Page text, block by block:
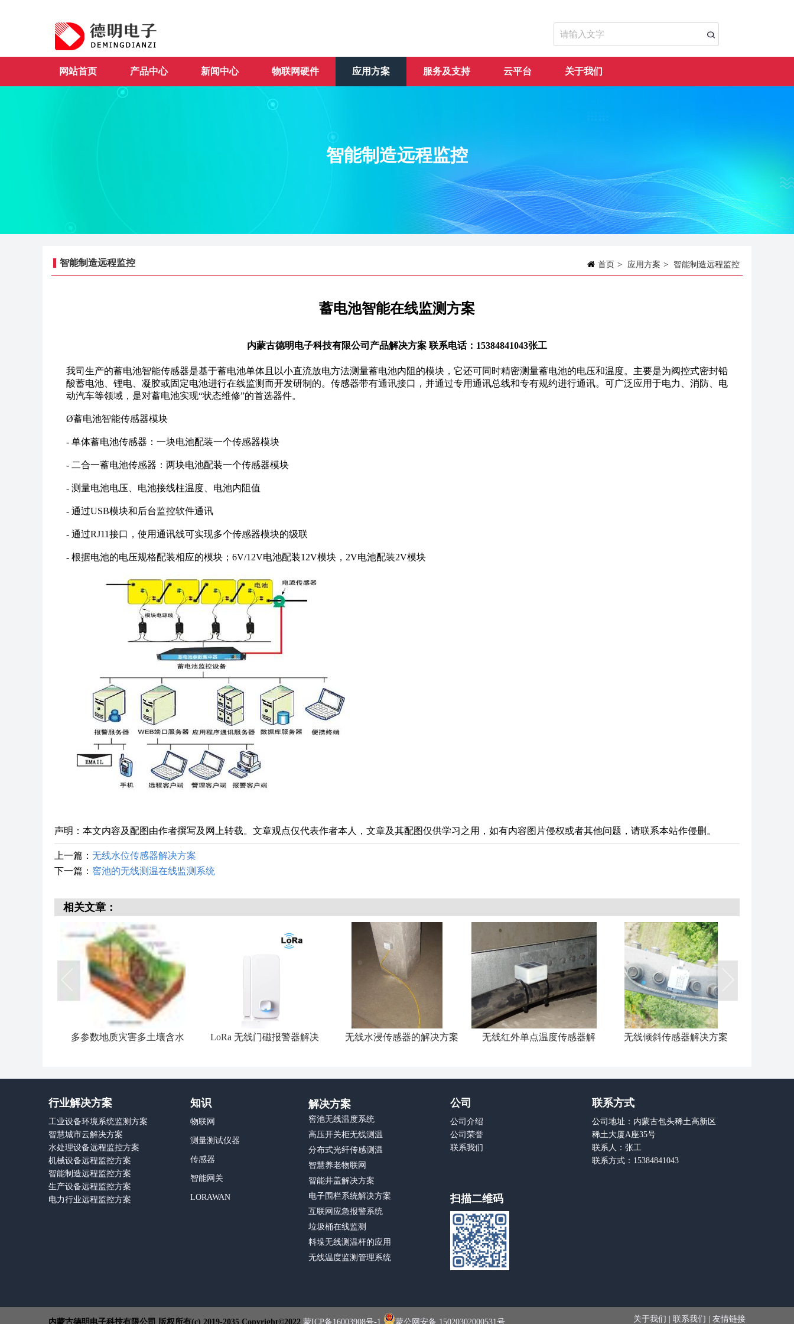
网站首页 产品中心 新闻中心 物联网硬件 应用方案 服务及支持 云平台 关于我们
智能制造远程监控
首页 > 应用方案 > 智能制造远程监控
智能制造远程监控
蓄电池智能在线监测方案
内蒙古德明电子科技有限公司产品解决方案 联系电话：15384841043张工
我司生产的蓄电池智能传感器是基于蓄电池单体且以小直流放电方法测量蓄电池内阻的模块，它还可同时精密测量蓄电池的电压和温度。主要是为阀控式密封铅
酸蓄电池、锂电、凝胶或固定电池进行在线监测而开发研制的。传感器带有通讯接口，并通过专用通讯总线和专有规约进行通讯。可广泛应用于电力、消防、电
动汽车等领域，是对蓄电池实现“状态维修”的首选器件。
Ø蓄电池智能传感器模块
- 单体蓄电池传感器：一块电池配装一个传感器模块
- 二合一蓄电池传感器：两块电池配装一个传感器模块
- 测量电池电压、电池接线柱温度、电池内阻值
- 通过USB模块和后台监控软件通讯
- 通过RJ11接口，使用通讯线可实现多个传感器模块的级联
- 根据电池的电压规格配装相应的模块；6V/12V电池配装12V模块，2V电池配装2V模块
声明：本文内容及配图由作者撰写及网上转载。文章观点仅代表作者本人，文章及其配图仅供学习之用，如有内容图片侵权或者其他问题，请联系本站作侵删。
上一篇： 无线水位传感器解决方案
下一篇： 窖池的无线测温在线监测系统
相关文章：
多参数地质灾害多土壤含水
LoRa 无线门磁报警器解决
无线水浸传感器的解决方案
无线红外单点温度传感器解
无线倾斜传感器解决方案
行业解决方案
工业设备环境系统监测方案
智慧城市云解决方案
水处理设备远程监控方案
机械设备远程监控方案
智能制造远程监控方案
生产设备远程监控方案
电力行业远程监控方案
知识
物联网
测量测试仪器
传感器
智能网关
LORAWAN
解决方案
窖池无线温度系统
高压开关柜无线测温
分布式光纤传感测温
智慧养老物联网
智能井盖解决方案
电子围栏系统解决方案
互联网应急报警系统
垃圾桶在线监测
料垛无线测温杆的应用
无线温度监测管理系统
公司
公司介绍
公司荣誉
联系我们
联系方式
公司地址：内蒙古包头稀土高新区
稀土大厦A座35号
联系人：张工
联系方式：15384841043
扫描二维码
内蒙古德明电子科技有限公司 版权所有(c) 2019-2035 Copyright©2022 蒙ICP备16003908号-1 蒙公网安备 15020302000531号 关于我们 联系我们 友情链接